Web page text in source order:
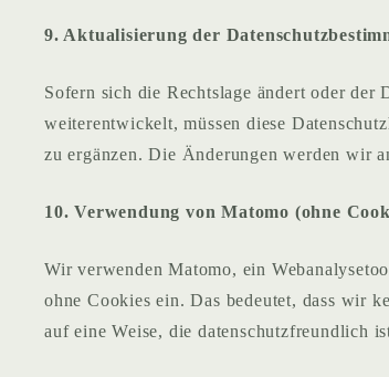
9. Aktualisierung der
Sofern sich die Rechtslage ändert oder
weiterentwickelt, müssen diese
zu ergänzen. Die Änderungen werden wir
10. Verwendung von Matomo (ohne
Wir verwenden Matomo, ein
ohne Cookies ein. Das bedeutet, dass wir
auf eine Weise, die datenschutzfreundlich